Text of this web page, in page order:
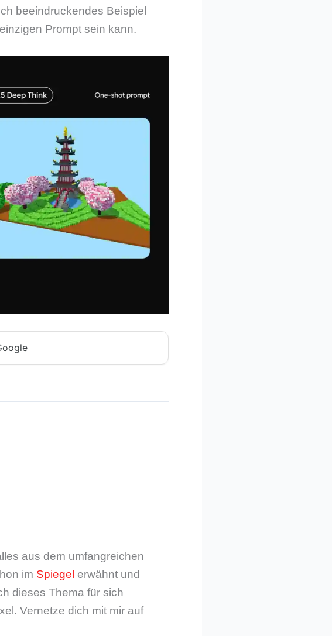
beeindruckendes Beispiel
Prompt sein kann.
aus dem umfangreichen
im Spiegel erwähnt und
dieses Thema für sich
Vernetze dich mit mir auf